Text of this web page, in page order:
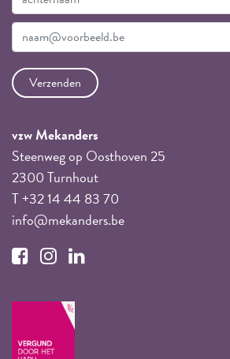
vzw Mekanders
Steenweg op Oosthoven 25
2300 Turnhout
T +32 14 44 83 70
info@mekanders.be